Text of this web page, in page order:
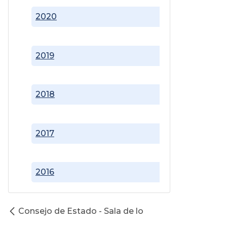
2016
2017
2018
2019
2020
Consejo de Estado - Sala de lo